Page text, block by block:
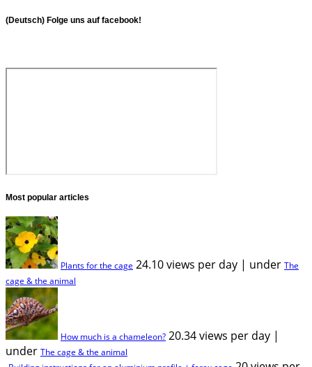
(Deutsch) Folge uns auf facebook!
Most popular articles
Plants for the cage 24.10 views per day | under The
cage & the animal
How much is a chameleon? 20.34 views per day |
under The cage & the animal